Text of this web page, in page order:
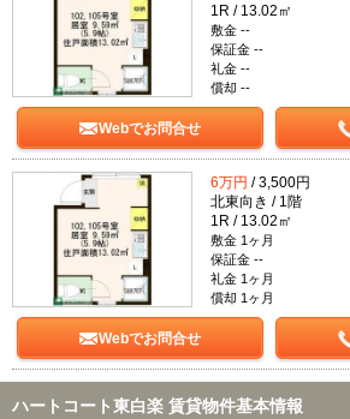
1R / 13.02㎡
敷金 --
保証金 --
礼金 --
償却 --
Webでお問合せ
6万円 / 3,500円
北東向き / 1階
1R / 13.02㎡
敷金 1ヶ月
保証金 --
礼金 1ヶ月
償却 1ヶ月
Webでお問合せ
ハートコート東白楽 賃貸物件基本情報